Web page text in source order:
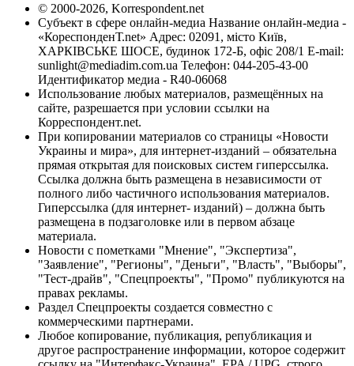
© 2000-2026, Korrespondent.net
Субъект в сфере онлайн-медиа Название онлайн-медиа -
«КореспонденТ.net» Адрес: 02091, місто Київ,
ХАРКІВСЬКЕ ШОСЕ, будинок 172-Б, офіс 208/1 E-mail:
sunlight@mediadim.com.ua Телефон: 044-205-43-00
Идентификатор медиа - R40-06068
Использование любых материалов, размещённых на
сайте, разрешается при условии ссылки на
Корреспондент.net.
При копировании материалов со страницы «Новости
Украины и мира», для интернет-изданий – обязательна
прямая открытая для поисковых систем гиперссылка.
Ссылка должна быть размещена в независимости от
полного либо частичного использования материалов.
Гиперссылка (для интернет- изданий) – должна быть
размещена в подзаголовке или в первом абзаце
материала.
Новости с пометками "Мнение", "Экспертиза",
"Заявление", "Регионы", "Деньги", "Власть", "Выборы",
"Тест-драйв", "Спецпроекты", "Промо" публикуются на
правах рекламы.
Раздел Спецпроекты создается совместно с
коммерческими партнерами.
Любое копирование, публикация, републикация и
другое распространение информации, которое содержит